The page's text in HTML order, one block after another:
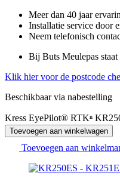
Meer dan 40 jaar
Installatie service door
Neem telefonisch
Bij Buts Meulepas
Klik hier voor de postcode
Beschikbaar via nabestelling
Kress EyePilot® RTKⁿ
Toevoegen aan winkelwagen
Toevoegen aan